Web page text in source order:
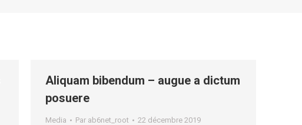
Aliquam bibendum – augue a dictum
posuere
Media Par ab6net_root 22 décembre 2019